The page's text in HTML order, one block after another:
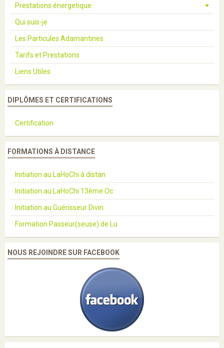
Prestations énergetique
Qui suis-je
Les Particules Adamantines
Tarifs et Prestations
Liens Utiles
DIPLÔMES ET CERTIFICATIONS
Certification
FORMATIONS À DISTANCE
Initiation au LaHoChi à distan
Initiation au LaHoChi 13ème Oc
Initiation au Guérisseur Divin
Formation Passeur(seuse) de Lu
NOUS REJOINDRE SUR FACEBOOK